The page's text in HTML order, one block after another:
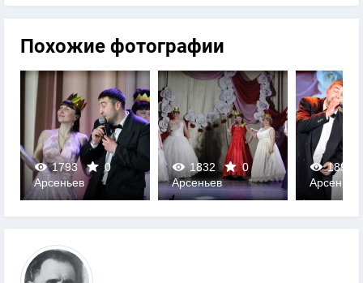
Похожие фотографии
1793
0
0
Арсеньев
1832
0
0
Арсеньев
1897
0
Арсеньев